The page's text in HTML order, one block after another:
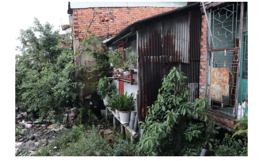
© 2003-2026 Bản quyền thuộc về Báo Thanh Niên. Cấm sao
chép dưới mọi hình thức nếu không có sự chấp thuận bằng văn
bản. Phát triển bởi ePi Technologies, JSC.